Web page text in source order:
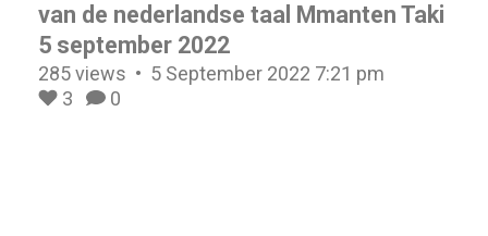
van de nederlandse taal Mmanten Taki
5 september 2022
285 views
5 September 2022 7:21 pm
3
0